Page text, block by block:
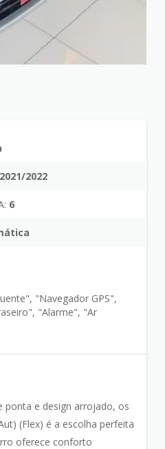
2021/2022
6
"Navegador GPS",
"Alarme", "Ar
ponta e design arrojado, os
(Flex) é a escolha perfeita
oferece conforto